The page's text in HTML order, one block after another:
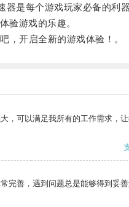
是每个游戏玩家必备的利
验游戏的乐趣。
开启全新的游戏体验！。
，可以满足我所有的工作需求，
完善，遇到问题总是能够得到妥